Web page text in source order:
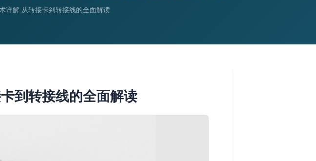
详解 从转接卡到转接线的全面解读
到转接线的全面解读